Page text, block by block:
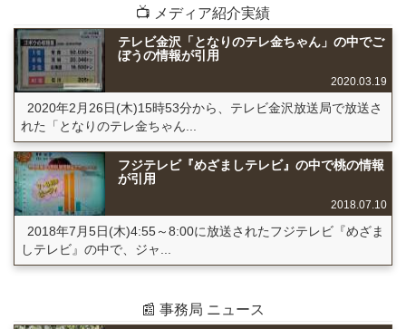
📺 メディア紹介実績
テレビ金沢「となりのテレ金ちゃん」の中でご
ぼうの情報が引用
2020.03.19
2020年2月26日(木)15時53分から、テレビ金沢放送局で放送さ
れた「となりのテレ金ちゃん...
フジテレビ『めざましテレビ』の中で桃の情報
が引用
2018.07.10
2018年7月5日(木)4:55～8:00に放送されたフジテレビ『めざま
しテレビ』の中で、ジャ...
📰 事務局 ニュース